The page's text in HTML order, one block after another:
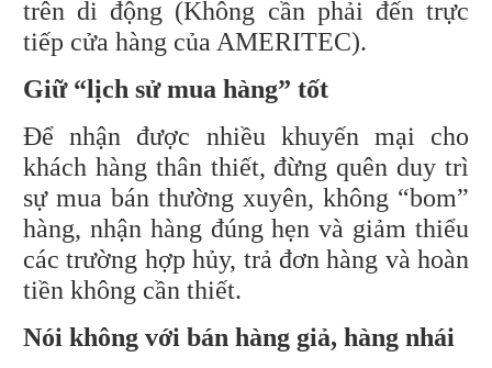
trên di động (Không cần phải đến trực
tiếp cửa hàng của AMERITEC).
Giữ “lịch sử mua hàng” tốt
Để nhận được nhiều khuyến mại cho
khách hàng thân thiết, đừng quên duy trì
sự mua bán thường xuyên, không “bom”
hàng, nhận hàng đúng hẹn và giảm thiểu
các trường hợp hủy, trả đơn hàng và hoàn
tiền không cần thiết.
Nói không với bán hàng giả, hàng nhái